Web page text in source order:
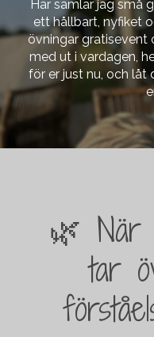
Här samlar jag små
ett hållbart, nyfiket
övningar gratisevent
med ut i vardagen,
för er just nu, och låt
🌿 När
tar